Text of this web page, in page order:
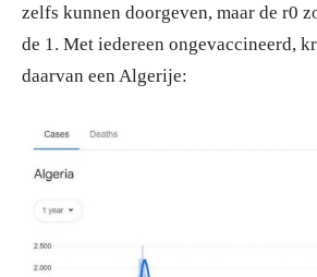
zelfs kunnen doorgeven, maar de r0
de 1. Met iedereen ongevaccineerd,
daarvan een Algerije: